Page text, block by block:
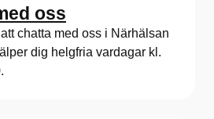
oss
chatta med oss i Närhälsan
dig helgfria vardagar kl.